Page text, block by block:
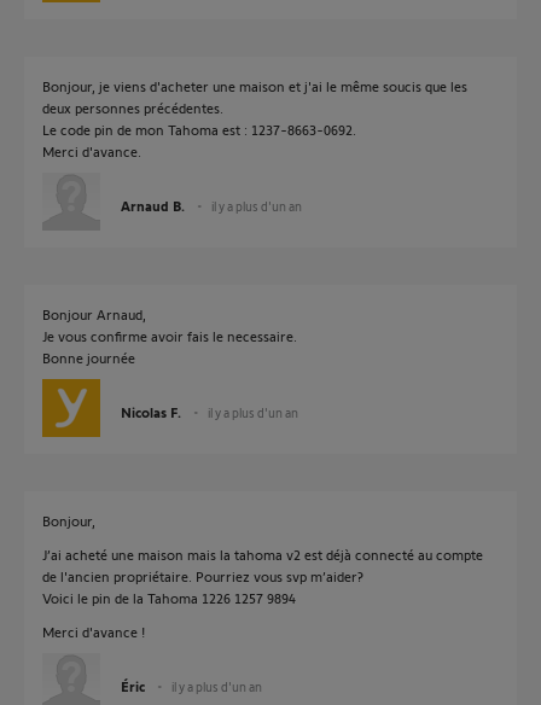
Bonjour, je viens d'acheter une maison et j'ai le même soucis que les
deux personnes précédentes.
Le code pin de mon Tahoma est : 1237-8663-0692.
Merci d'avance.
Arnaud B. il y a plus d'un an
Bonjour Arnaud,
Je vous confirme avoir fais le necessaire.
Bonne journée
Nicolas F. il y a plus d'un an
Bonjour,
J’ai acheté une maison mais la tahoma v2 est déjà connecté au compte
de l'ancien propriétaire. Pourriez vous svp m’aider?
Voici le pin de la Tahoma 1226 1257 9894
Merci d'avance !
Éric il y a plus d'un an